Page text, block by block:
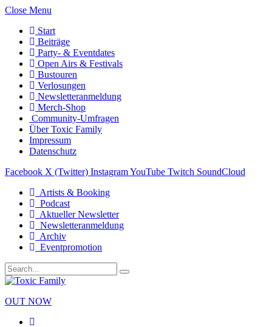
Close Menu
Start
Beiträge
Party- & Eventdates
Open Airs & Festivals
Bustouren
Verlosungen
Newsletteranmeldung
Merch-Shop
Community-Umfragen
Über Toxic Family
Impressum
Datenschutz
Facebook X (Twitter) InstagramYouTube Twitch SoundCloud
Artists & Booking
Podcast
Aktueller Newsletter
Newsletteranmeldung
Archiv
Eventpromotion
OUT NOW